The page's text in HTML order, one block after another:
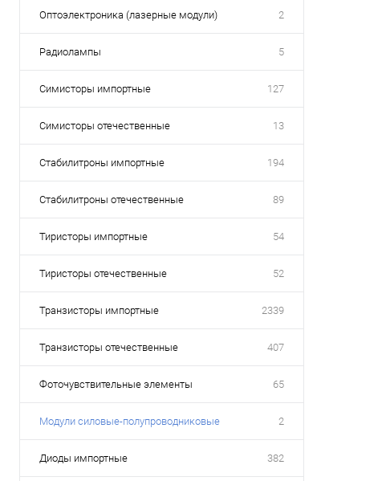
Оптоэлектроника (лазерные модули) 2
Радиолампы 5
Симисторы импортные 127
Симисторы отечественные 13
Стабилитроны импортные 194
Стабилитроны отечественные 89
Тиристоры импортные 54
Тиристоры отечественные 52
Транзисторы импортные 2339
Транзисторы отечественные 407
Фоточувствительные элементы 65
Модули силовые-полупроводниковые 2
Диоды импортные 382